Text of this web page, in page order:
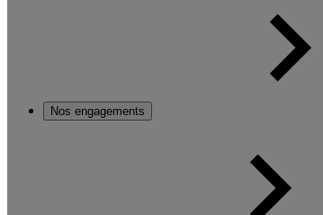
Nos engagements